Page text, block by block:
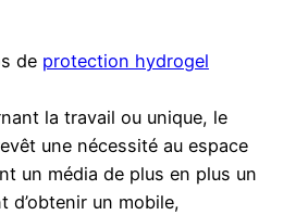
de protection hydrogel
la travail ou unique, le
une nécessité au espace
un média de plus en plus un
d’obtenir un mobile,